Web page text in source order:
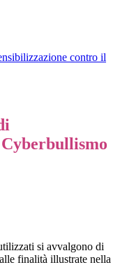
contro il
si avvalgono di
finalità illustrate nella